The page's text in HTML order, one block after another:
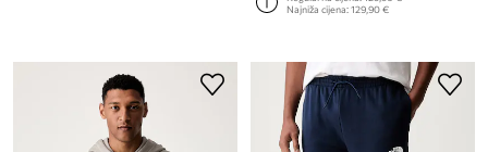
Najniža cijena:129,90 €